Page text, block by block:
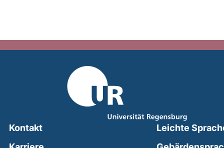
Kontakt
Leichte